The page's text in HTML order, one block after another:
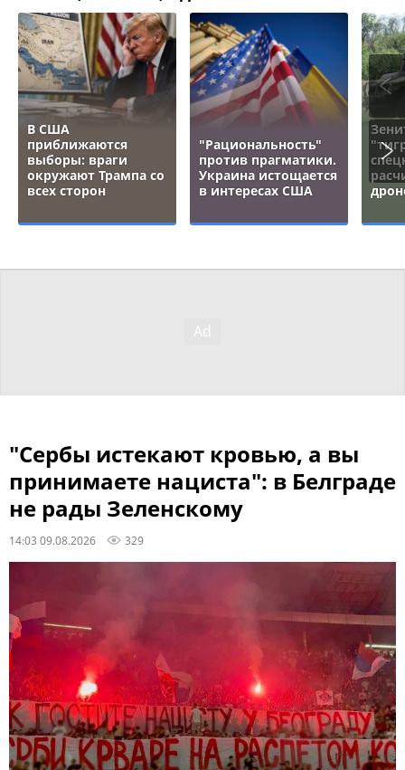
В США
приближаются
выборы: враги
окружают Трампа со
всех сторон
"Рациональность"
против прагматики.
Украина истощается
в интересах США
"Сербы истекают кровью, а вы
принимаете нациста": в Белграде
не рады Зеленскому
14:03 09.08.2026 329